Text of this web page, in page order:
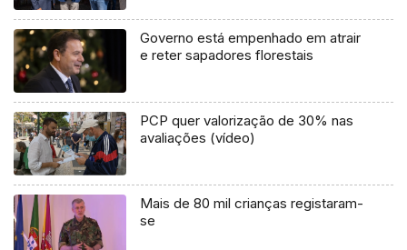
Governo está empenhado em atrair
e reter sapadores florestais
PCP quer valorização de 30% nas
avaliações (vídeo)
Mais de 80 mil crianças registaram-
se